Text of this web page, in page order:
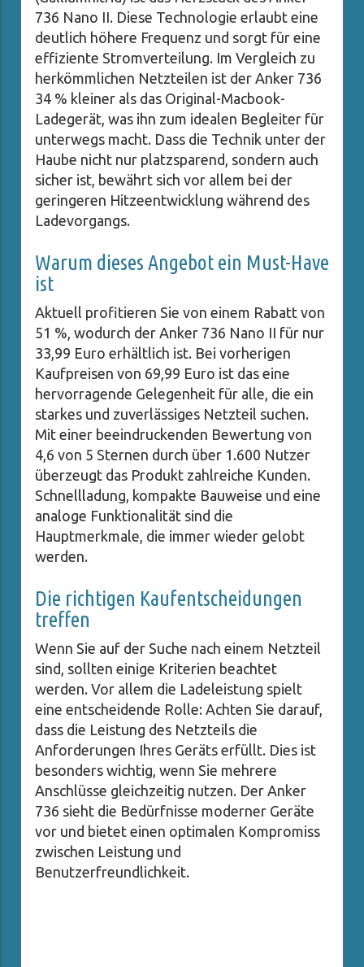
736 Nano II. Diese Technologie erlaubt eine
deutlich höhere Frequenz und sorgt für eine
effiziente Stromverteilung. Im Vergleich zu
herkömmlichen Netzteilen ist der Anker 736
34 % kleiner als das Original-Macbook-
Ladegerät, was ihn zum idealen Begleiter für
unterwegs macht. Dass die Technik unter der
Haube nicht nur platzsparend, sondern auch
sicher ist, bewährt sich vor allem bei der
geringeren Hitzeentwicklung während des
Ladevorgangs.
Warum dieses Angebot ein Must-Have
ist
Aktuell profitieren Sie von einem Rabatt von
51 %, wodurch der Anker 736 Nano II für nur
33,99 Euro erhältlich ist. Bei vorherigen
Kaufpreisen von 69,99 Euro ist das eine
hervorragende Gelegenheit für alle, die ein
starkes und zuverlässiges Netzteil suchen.
Mit einer beeindruckenden Bewertung von
4,6 von 5 Sternen durch über 1.600 Nutzer
überzeugt das Produkt zahlreiche Kunden.
Schnellladung, kompakte Bauweise und eine
analoge Funktionalität sind die
Hauptmerkmale, die immer wieder gelobt
werden.
Die richtigen Kaufentscheidungen
treffen
Wenn Sie auf der Suche nach einem Netzteil
sind, sollten einige Kriterien beachtet
werden. Vor allem die Ladeleistung spielt
eine entscheidende Rolle: Achten Sie darauf,
dass die Leistung des Netzteils die
Anforderungen Ihres Geräts erfüllt. Dies ist
besonders wichtig, wenn Sie mehrere
Anschlüsse gleichzeitig nutzen. Der Anker
736 sieht die Bedürfnisse moderner Geräte
vor und bietet einen optimalen Kompromiss
zwischen Leistung und
Benutzerfreundlichkeit.